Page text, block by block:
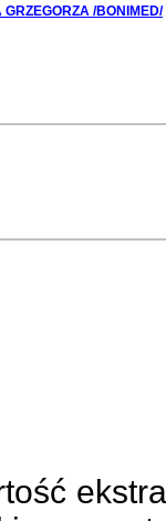
GRZEGORZA /BONIMED/